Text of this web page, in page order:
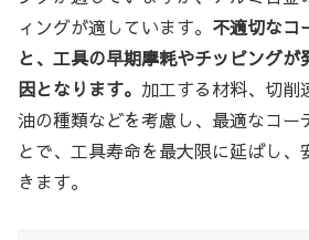
ィングが適しています。 不適切なコ
と、工具の早期摩耗やチッピング
因となります。 加工する材料、切削
油の種類などを考慮し、最適なコー
とで、工具寿命を最大限に延ばし、
きます。